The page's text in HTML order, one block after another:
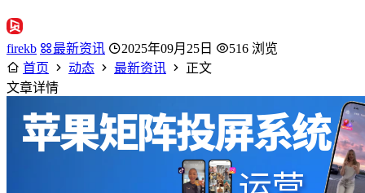
firekb 最新资讯 2025年09月25日
516 浏览
首页
动态 最新资讯
正文
文章详情